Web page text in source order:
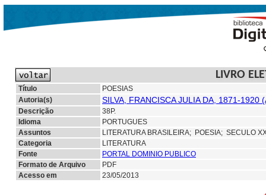
LIVRO
Título
POESIAS
Autoria(s)
SILVA, FRANCISCA JULIA DA, 1871-1920
Descrição
38P.
Idioma
PORTUGUES
Assuntos
LITERATURA BRASILEIRA; POESIA; SECULO
Categoria
LITERATURA
Fonte
PORTAL DOMINIO PUBLICO
Formato de Arquivo
PDF
Acesso em
23/05/2013